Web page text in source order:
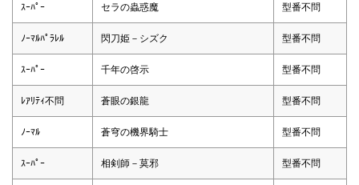
ｽｰﾊﾟｰ セラの蟲惑魔 型番不問
ﾉｰﾏﾙﾊﾟﾗﾚﾙ 閃刀姫－シズク 型番不問
ｽｰﾊﾟｰ 千年の啓示 型番不問
ﾚｱﾘﾃｨ不問 蒼眼の銀龍 型番不問
ﾉｰﾏﾙ 蒼穹の機界騎士 型番不問
ｽｰﾊﾟｰ 相剣師－莫邪 型番不問